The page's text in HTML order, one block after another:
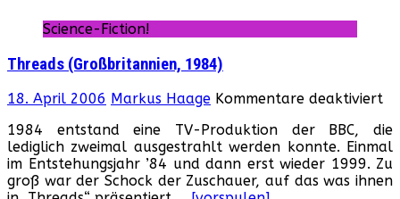
Science-Fiction!
Threads (Großbritannien, 1984)
18. April 2006 Markus Haage Kommentare deaktiviert
1984 entstand eine TV-Produktion der BBC, die
lediglich zweimal ausgestrahlt werden konnte. Einmal
im Entstehungsjahr ’84 und dann erst wieder 1999. Zu
groß war der Schock der Zuschauer, auf das was ihnen